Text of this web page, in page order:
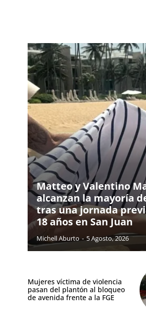
Matteo y Valentino
alcanzan la mayoría
tras una jornada
18 años en San Juan
Michell Aburto - 5 Agosto, 2026
Mujeres víctima de violencia
pasan del plantón al bloqueo
de avenida frente a la FGE